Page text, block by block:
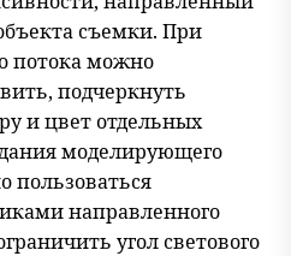
съемки. При
потока можно
подчеркнуть
и цвет отдельных
моделирующего
пользоваться
направленного
угол светового